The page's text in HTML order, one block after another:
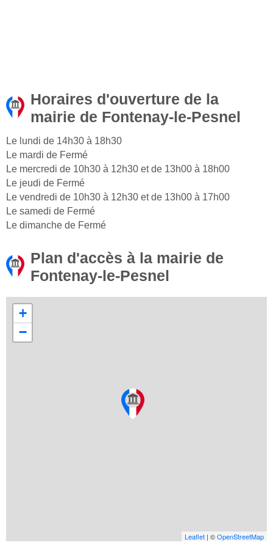
Horaires d'ouverture de la
mairie de Fontenay-le-Pesnel
Le lundi de 14h30 à 18h30
Le mardi de Fermé
Le mercredi de 10h30 à 12h30 et de 13h00 à 18h00
Le jeudi de Fermé
Le vendredi de 10h30 à 12h30 et de 13h00 à 17h00
Le samedi de Fermé
Le dimanche de Fermé
Plan d'accès à la mairie de
Fontenay-le-Pesnel
+
−
Leaflet | ©OpenStreetMap